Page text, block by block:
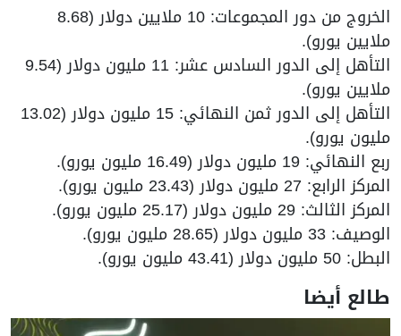
الخروج من دور المجموعات: 10 ملايين دولار (8.68
ملايين يورو).
التأهل إلى الدور السادس عشر: 11 مليون دولار (9.54
ملايين يورو).
التأهل إلى الدور ثمن النهائي: 15 مليون دولار (13.02
مليون يورو).
ربع النهائي: 19 مليون دولار (16.49 مليون يورو).
المركز الرابع: 27 مليون دولار (23.43 مليون يورو).
المركز الثالث: 29 مليون دولار (25.17 مليون يورو).
الوصيف: 33 مليون دولار (28.65 مليون يورو).
البطل: 50 مليون دولار (43.41 مليون يورو).
طالع أيضا